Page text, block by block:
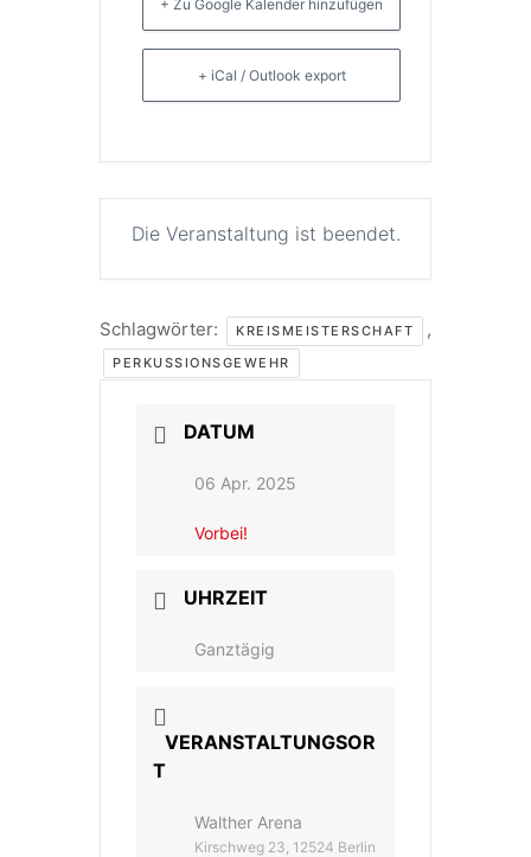
+ Zu Google Kalender hinzufügen
+ iCal / Outlook export
Die Veranstaltung ist beendet.
Schlagwörter: KREISMEISTERSCHAFT ,
PERKUSSIONSGEWEHR
DATUM
06 Apr. 2025
Vorbei!
UHRZEIT
Ganztägig
VERANSTALTUNGSOR
T
Walther Arena
Kirschweg 23, 12524 Berlin